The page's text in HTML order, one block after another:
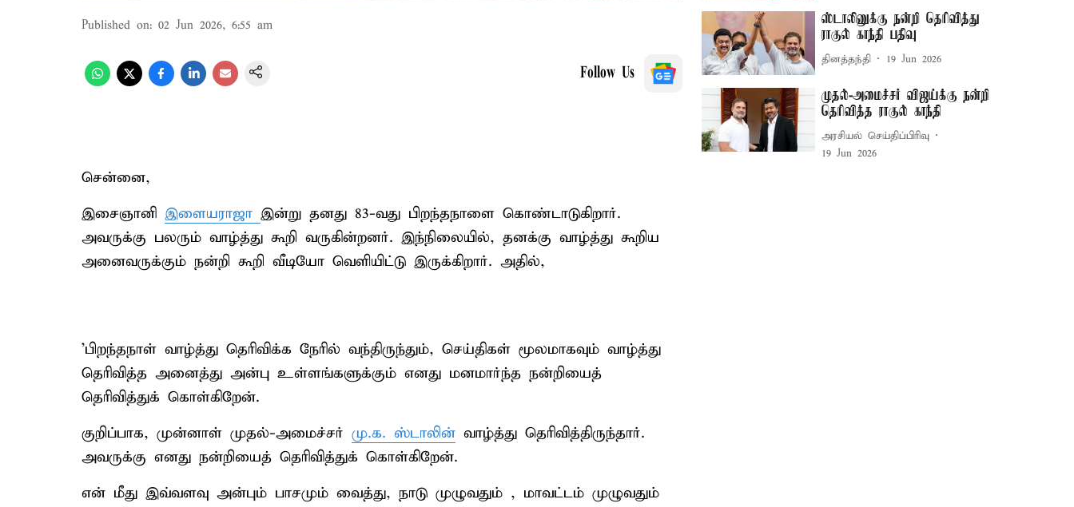
Published on: 02 Jun 2026, 6:55 am
Follow Us
சென்னை,
இசைஞானி இளையராஜா இன்று தனது 83-வது பிறந்தநாளை கொண்டாடுகிறார்.
அவருக்கு பலரும் வாழ்த்து கூறி வருகின்றனர். இந்நிலையில், தனக்கு வாழ்த்து கூறிய
அனைவருக்கும் நன்றி கூறி வீடியோ வெளியிட்டு இருக்கிறார். அதில்,
’பிறந்தநாள் வாழ்த்து தெரிவிக்க நேரில் வந்திருந்தும், செய்திகள் மூலமாகவும் வாழ்த்து
தெரிவித்த அனைத்து அன்பு உள்ளங்களுக்கும் எனது மனமார்ந்த நன்றியைத்
தெரிவித்துக் கொள்கிறேன்.
குறிப்பாக, முன்னாள் முதல்-அமைச்சர் மு.க. ஸ்டாலின் வாழ்த்து தெரிவித்திருந்தார்.
அவருக்கு எனது நன்றியைத் தெரிவித்துக் கொள்கிறேன்.
என் மீது இவ்வளவு அன்பும் பாசமும் வைத்து, நாடு முழுவதும் , மாவட்டம் முழுவதும்
ஸ்டாலினுக்கு நன்றி தெரிவித்து
ராகுல் காந்தி பதிவு
தினத்தந்தி 19 Jun 2026
முதல்-அமைச்சர் விஜய்க்கு நன்றி
தெரிவித்த ராகுல் காந்தி
அரசியல் செய்திப்பிரிவு
19 Jun 2026